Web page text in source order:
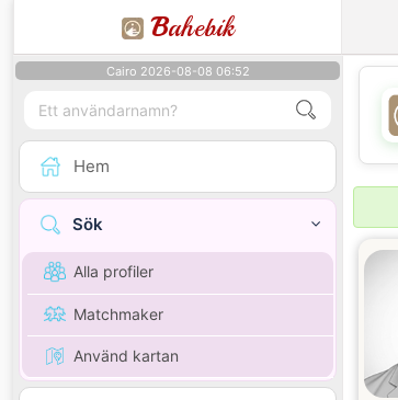
Bahebik
Cairo 2026-08-08 06:52
Hem
Sök
Alla profiler
Matchmaker
Använd kartan